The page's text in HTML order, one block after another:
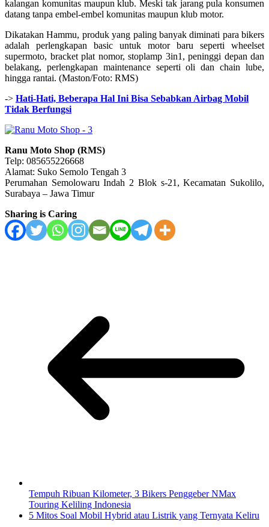
kalangan komunitas maupun klub. Meski tak jarang pula konsumen
datang tanpa embel-embel komunitas maupun klub motor.
Dikatakan Hammu, produk yang paling banyak diminati para bikers
adalah perlengkapan basic untuk motor baru seperti wheelset
supermoto, bracket plat nomor, stoplamp 3in1, peninggi depan dan
belakang, perlengkapan maintenance seperti oli dan chain lube,
hingga rantai. (Maston/Foto: RMS)
-> Hati-Hati, Beberapa Hal Ini Bisa Sebabkan Airbag Mobil
Tidak Berfungsi
Ranu Moto Shop (RMS)
Telp: 085655226668
Alamat: Suko Semolo Tengah 3
Perumahan Semolowaru Indah 2 Blok s-21, Kecamatan Sukolilo,
Surabaya – Jawa Timur
Sharing is Caring
Tempuh Ribuan Kilometer, 3 Bikers Penggeber NMax
Touring Keliling Indonesia
5 Mitos Soal Mobil Hybrid atau Listrik yang Ternyata Keliru